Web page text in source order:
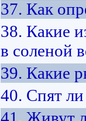
37. Как
38. Какие
в соленой
39. Какие
40. Спят